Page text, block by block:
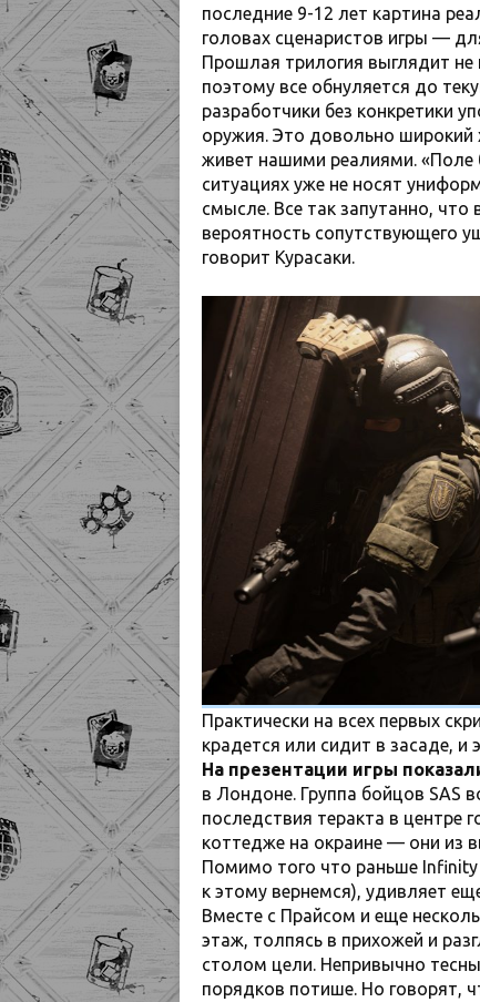
последние 9-12 лет картина
головах сценаристов игры —
Прошлая трилогия выглядит не
поэтому все обнуляется до
разработчики без конкретики
оружия. Это довольно широкий
живет нашими реалиями. «Поле
ситуациях уже не носят
смысле. Все так запутанно, что
вероятность сопутствующего
говорит Курасаки.
Практически на всех первых
крадется или сидит в засаде, и
На презентации игры
в Лондоне. Группа бойцов SAS
последствия теракта в центре
коттедже на окраине — они из
Помимо того что раньше
к этому вернемся), удивляет
Вместе с Прайсом и еще
этаж, толпясь в прихожей и
столом цели. Непривычно
порядков потише. Но говорят,